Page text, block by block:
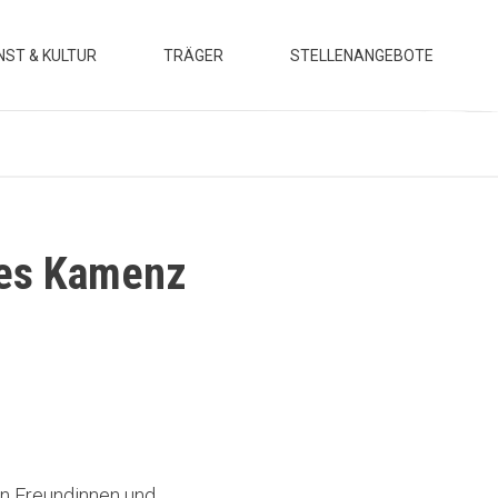
& KULTUR TRÄGER
Kooperationen
STELLENANGEBOTE
Kamenz